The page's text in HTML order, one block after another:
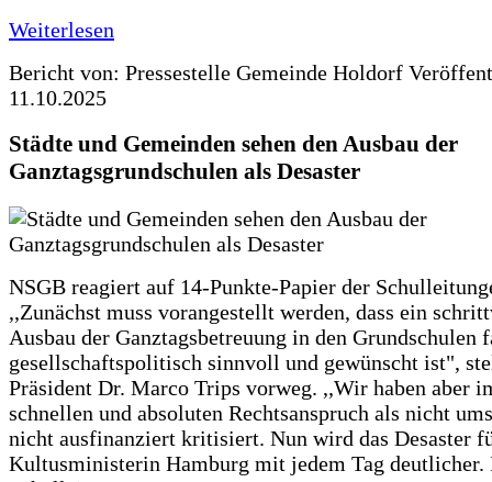
Weiterlesen
Bericht von: Pressestelle Gemeinde Holdorf
11.10.2025
Städte und Gemeinden sehen den Ausbau der
Ganztagsgrundschulen als Desaster
NSGB reagiert auf 14-Punkte-Papier der
,,Zunächst muss vorangestellt werden, dass ein
Ausbau der Ganztagsbetreuung in den Grundschulen
gesellschaftspolitisch sinnvoll und gewünscht ist",
Präsident Dr. Marco Trips vorweg. ,,Wir haben aber
schnellen und absoluten Rechtsanspruch als nicht
nicht ausfinanziert kritisiert. Nun wird das Desaster
Kultusministerin Hamburg mit jedem Tag deutlicher.